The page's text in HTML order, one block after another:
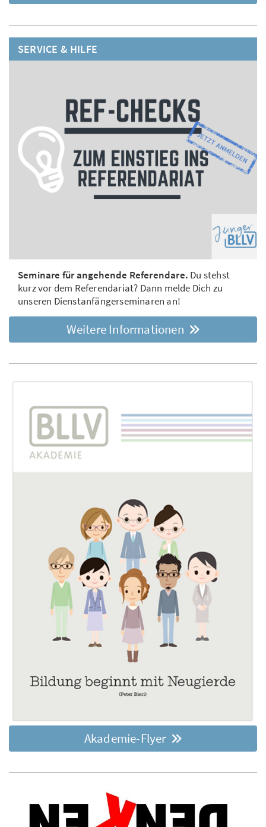
SERVICE & HILFE
Seminare für angehende Referendare. Du stehst
kurz vor dem Referendariat? Dann melde Dich zu
unseren Dienstanfängerseminaren an!
Weitere Informationen
Akademie-Flyer